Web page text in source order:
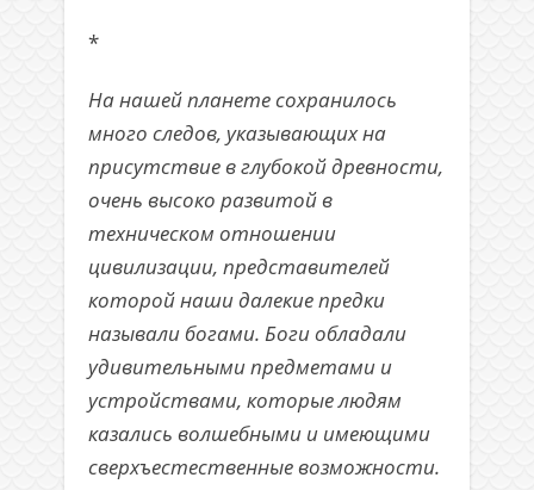
*
На нашей планете сохранилось
много следов, указывающих на
присутствие в глубокой древности,
очень высоко развитой в
техническом отношении
цивилизации, представителей
которой наши далекие предки
называли богами. Боги обладали
удивительными предметами и
устройствами, которые людям
казались волшебными и имеющими
сверхъестественные возможности.